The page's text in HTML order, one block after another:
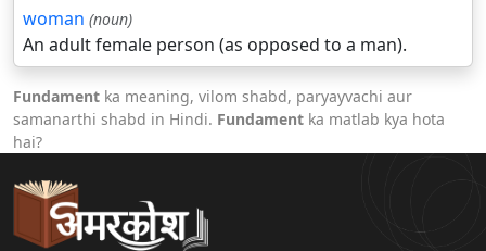
woman (noun)
An adult female person (as opposed to a man).
Fundament ka meaning, vilom shabd, paryayvachi aur
samanarthi shabd in Hindi. Fundament ka matlab kya hota
hai?